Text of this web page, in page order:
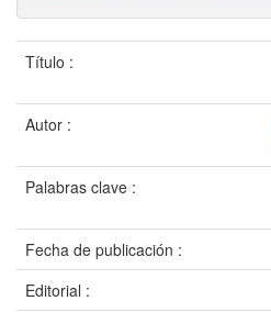
Título :
Autor :
Palabras clave :
Fecha de publicación :
Editorial :